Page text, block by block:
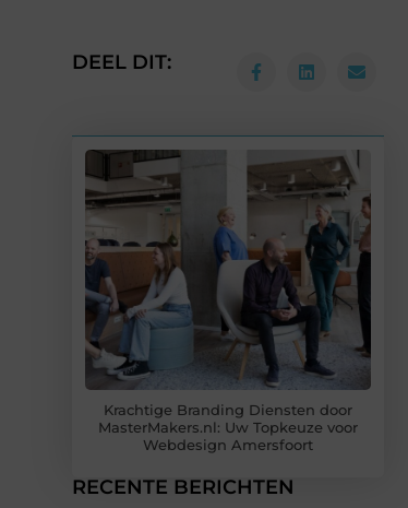
DEEL DIT:
Krachtige Branding Diensten door
MasterMakers.nl: Uw Topkeuze voor
Webdesign Amersfoort
RECENTE BERICHTEN